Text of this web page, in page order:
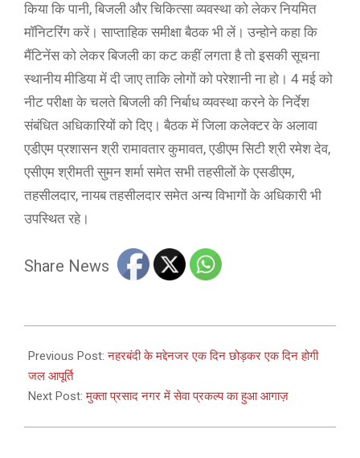
किया कि पानी, बिजली और चिकित्सा व्यवस्था को लेकर नियमित
मॉनिटरिंग करें। साप्ताहिक समीक्षा बैठक भी लें। उन्होने कहा कि
मैंटिनेंस को लेकर बिजली का कट कहीं लगता है तो इसकी सूचना
स्थानीय मीडिया में दी जाए ताकि लोगों को परेशानी ना हो। 4 मई को
नीट परीक्षा के चलते बिजली की निर्बाध व्यवस्था करने के निर्देश
संबंधित अधिकारियों को दिए। बैठक में जिला कलेक्टर के अलावा
एडीएम प्रशासन श्री रामावतार कुमावत, एडीएम सिटी श्री रमेश देव,
एसीएम श्रीमती सुमन शर्मा समेत सभी तहसीलों के एसडीएम,
तहसीलदार, नायब तहसीलदार समेत अन्य विभागों के अधिकारी भी
उपस्थित रहे।
Share News
04-
26
Previous Post:नहरबंदी के मद्देनजर एक दिन छोड़कर एक दिन होगी
जल आपूर्ति
Next Post:मुक्ता प्रसाद नगर में सेवा प्रकल्प का हुआ आगाज़